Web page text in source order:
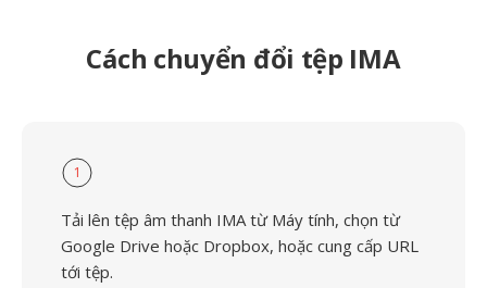
Cách chuyển đổi tệp IMA
1
Tải lên tệp âm thanh IMA từ Máy tính, chọn từ
Google Drive hoặc Dropbox, hoặc cung cấp URL
tới tệp.